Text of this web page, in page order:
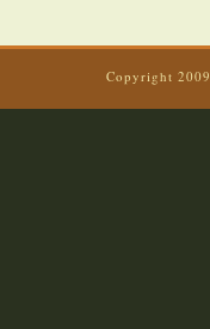
Copyright 2009